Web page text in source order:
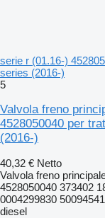
serie r (01.16-)
series (2016-)
5
Valvola freno
4528050040 per
(2016-)
40,32 € Netto
Valvola freno
4528050040 373402
0004299830
diesel